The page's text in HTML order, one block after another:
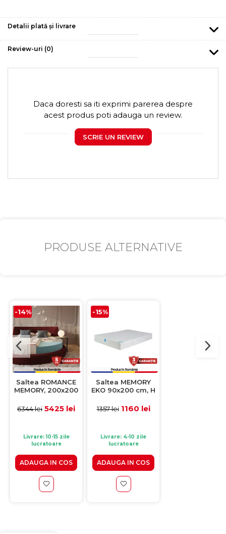
Detalii plată și livrare
Review-uri (0)
Daca doresti sa iti exprimi parerea despre
acest produs poti adauga un review.
SCRIE UN REVIEW
PRODUSE ALTERNATIVE
-14%
Saltea ROMANCE
MEMORY, 200x200
6344 lei 5425 lei
Livrare: 10-15 zile
lucratoare
ADAUGA IN COS
-15%
Saltea MEMORY
EKO 90x200 cm, H
memorie
1357 lei 1160 lei
Livrare: 4-10 zile
lucratoare
ADAUGA IN COS